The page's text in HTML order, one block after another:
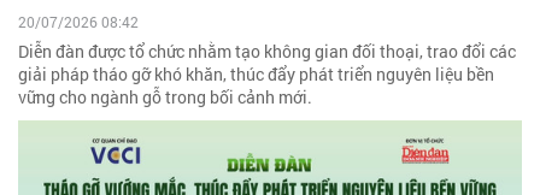
20/07/2026 08:42
Diễn đàn được tổ chức nhằm tạo không gian đối thoại, trao đổi các
giải pháp tháo gỡ khó khăn, thúc đẩy phát triển nguyên liệu bền
vững cho ngành gỗ trong bối cảnh mới.